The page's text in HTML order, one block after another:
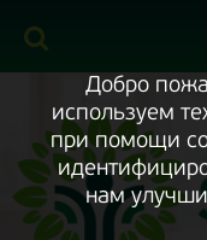
версию
сайта
Добро
используем
при помощи
нам